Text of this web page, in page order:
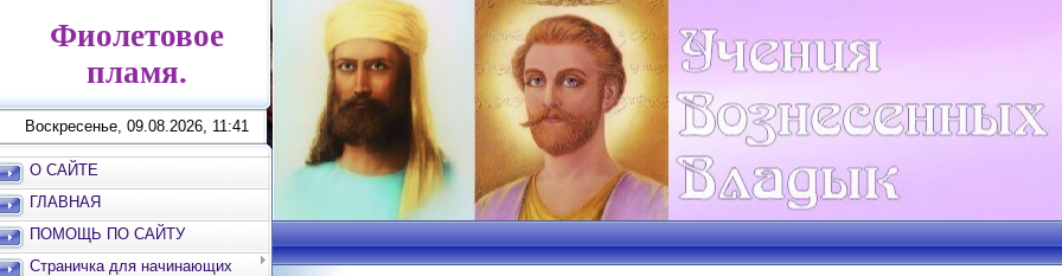
Фиолетовое
пламя.
Воскресенье, 09.08.2026, 11:41
О САЙТЕ
ГЛАВНАЯ
ПОМОЩЬ ПО САЙТУ
Страничка для начинающих